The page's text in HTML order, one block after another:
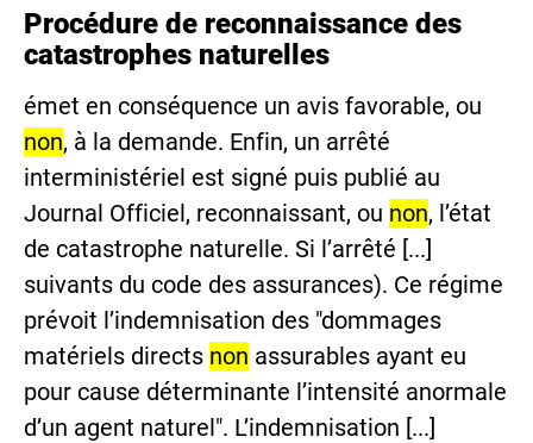
Procédure de reconnaissance des
catastrophes naturelles
émet en conséquence un avis favorable, ou
non, à la demande. Enfin, un arrêté
interministériel est signé puis publié au
Journal Officiel, reconnaissant, ou non, l’état
de catastrophe naturelle. Si l’arrêté [...]
suivants du code des assurances). Ce régime
prévoit l’indemnisation des "dommages
matériels directs non assurables ayant eu
pour cause déterminante l’intensité anormale
d’un agent naturel". L’indemnisation [...]